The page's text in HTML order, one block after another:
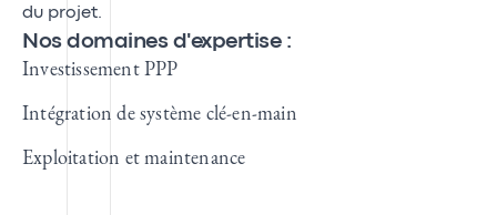
du projet.
Nos domaines d'expertise :
Investissement PPP
Intégration de système clé-en-main
Exploitation et maintenance